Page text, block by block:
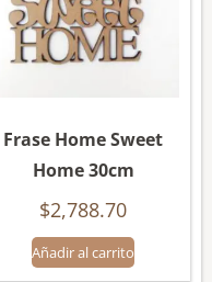
Frase Home Sweet
Home 30cm
$2,788.70
Añadir al carrito